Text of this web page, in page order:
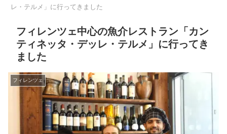
レ・テルメ」に行ってきました
フィレンツェ中心の魚介レストラン「カン
ティネッタ・デッレ・テルメ」に行ってき
ました
フィレンツェ